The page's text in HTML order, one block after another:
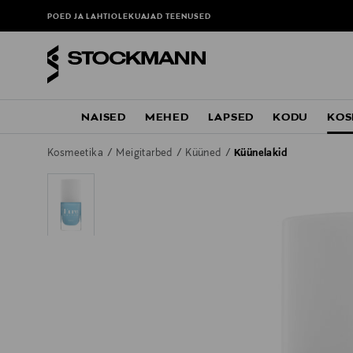
POED JA LAHTIOLEKUAJADTEENUSED
NAISED MEHED LAPSED KODU
Kosmeetika Meigitarbed Küüned Küünelakid